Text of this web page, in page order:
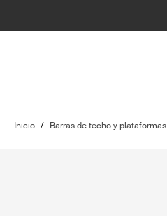
Inicio / Barras de techo y plataformas